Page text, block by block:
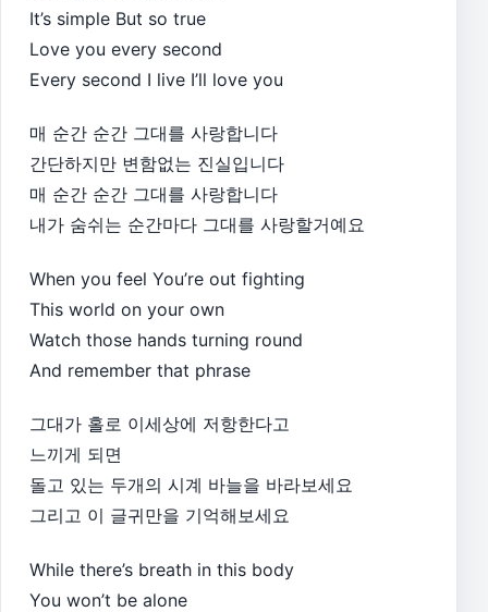
It’s simple But so true
Love you every second
Every second I live I’ll love you
매 순간 순간 그대를 사랑합니다
간단하지만 변함없는 진실입니다
매 순간 순간 그대를 사랑합니다
내가 숨쉬는 순간마다 그대를 사랑할거예요
When you feel You’re out fighting
This world on your own
Watch those hands turning round
And remember that phrase
그대가 홀로 이세상에 저항한다고
느끼게 되면
돌고 있는 두개의 시계 바늘을 바라보세요
그리고 이 글귀만을 기억해보세요
While there’s breath in this body
You won’t be alone